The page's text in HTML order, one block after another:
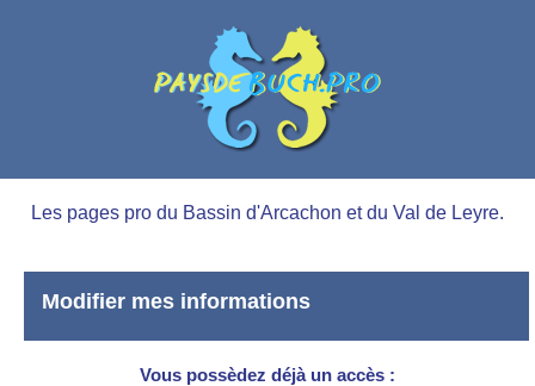
Les pages pro du Bassin d'Arcachon et du Val de Leyre.
Modifier mes informations
Vous possèdez déjà un accès :